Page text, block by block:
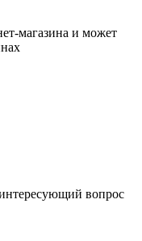
магазина и может
вопрос